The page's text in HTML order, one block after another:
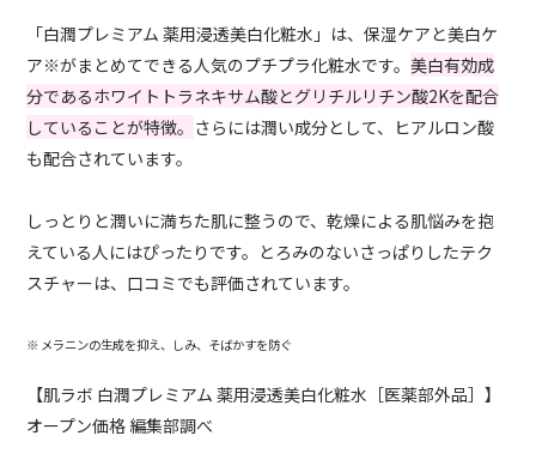
「白潤プレミアム 薬用浸透美白化粧水」は、保湿ケアと美白ケ
ア※がまとめてできる人気のプチプラ化粧水です。美白有効成
分であるホワイトトラネキサム酸とグリチルリチン酸2Kを配合
していることが特徴。 さらには潤い成分として、ヒアルロン酸
も配合されています。
しっとりと潤いに満ちた肌に整うので、乾燥による肌悩みを抱
えている人にはぴったりです。とろみのないさっぱりしたテク
スチャーは、口コミでも評価されています。
※ メラニンの生成を抑え、しみ、そばかすを防ぐ
【肌ラボ 白潤プレミアム 薬用浸透美白化粧水［医薬部外品］】
オープン価格 編集部調べ